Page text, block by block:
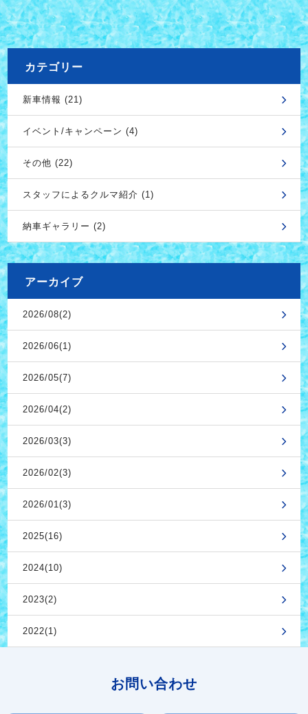
カテゴリー
新車情報 (21)
イベント/キャンペーン (4)
その他 (22)
スタッフによるクルマ紹介 (1)
納車ギャラリー (2)
アーカイブ
2026/08(2)
2026/06(1)
2026/05(7)
2026/04(2)
2026/03(3)
2026/02(3)
2026/01(3)
2025(16)
2024(10)
2023(2)
2022(1)
お問い合わせ